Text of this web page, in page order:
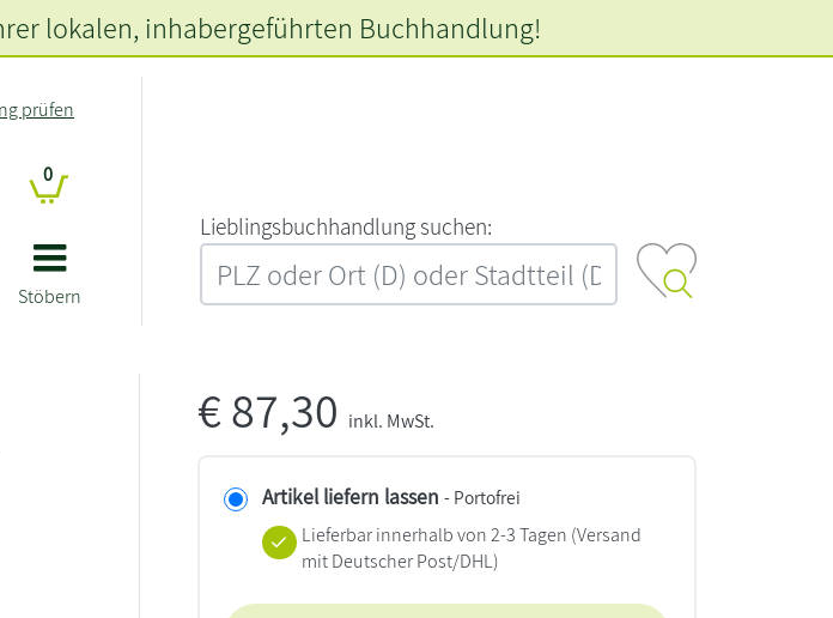
Stöbern
prüfen
0
L‍i‍e‍b‍l‍i‍n‍g‍s‍b‍u‍c‍h‍h‍a‍n‍d‍l‍u‍n‍g‍ ‍s‍u‍c‍h‍e‍n‍:‍
lokalen, inhabergeführten Buchhandlung!
€87,30 inkl. MwSt.
Artikel liefern lassen - Portofrei
Lieferbar innerhalb von 2-3 Tagen (Versand
mit Deutscher Post/DHL)